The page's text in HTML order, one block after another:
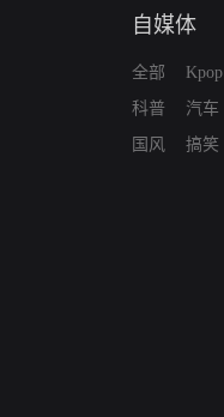
自媒体
全部
科普
国风
Kpop
汽车
搞笑